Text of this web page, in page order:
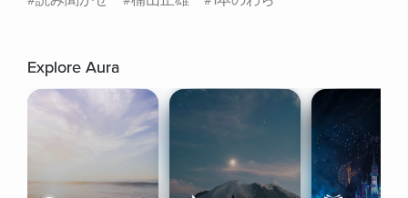
Explore Aura